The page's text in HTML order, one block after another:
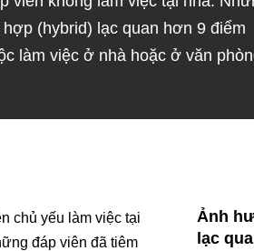
(hybrid) lạc quan hơn 9 điểm
làm việc ở nhà hoặc ở văn
chủ yếu làm việc tại
đáp viên đã tiêm
Ảnh
lạc